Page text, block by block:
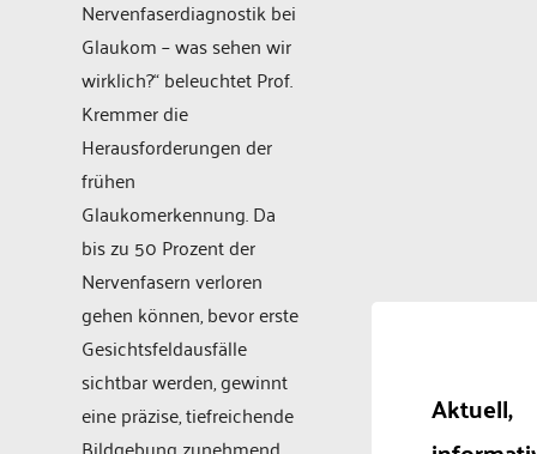
Nervenfaserdiagnostik bei
Glaukom – was sehen wir
wirklich?“ beleuchtet Prof.
Kremmer die
Herausforderungen der
frühen
Glaukomerkennung. Da
bis zu 50 Prozent der
Nervenfasern verloren
gehen können, bevor erste
Gesichtsfeldausfälle
sichtbar werden, gewinnt
eine präzise, tiefreichende
Aktuell,